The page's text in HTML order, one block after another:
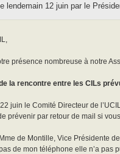
lendemain 12 juin par le
présence nombreuse à notre
la rencontre entre les CILs
juin le Comité Directeur de
prévenir par retour de mail si
de Montille, Vice Présidente
de mon téléphone elle n’a pas